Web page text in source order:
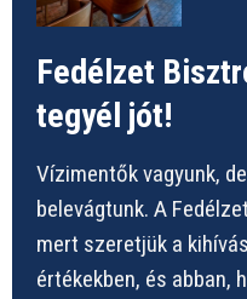
Fedélzet
tegyél jót!
Vízimentők vagyunk,
belevágtunk. A
mert szeretjük a
értékekben, és abban,